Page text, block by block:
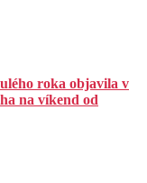
roka objavila v
na víkend od